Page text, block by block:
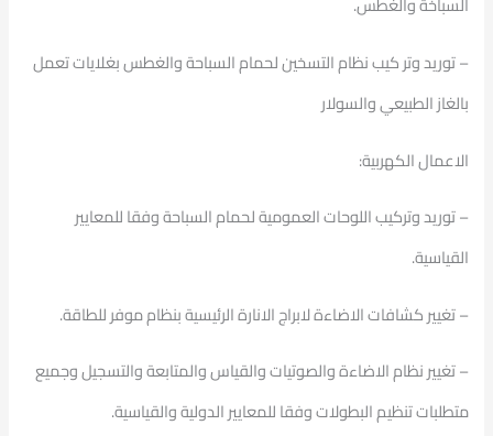
– توريد وتر كيب نظام التسخين لحمام السباحة والغطس بغلايات تعمل
بالغاز الطبيعي والسولار
الاعمال الكهربية:
– توريد وتركيب اللوحات العمومية لحمام السباحة وفقا للمعايير
القياسية.
– تغيير كشافات الاضاءة لابراج الانارة الرئيسية بنظام موفر للطاقة.
– تغيير نظام الاضاءة والصوتيات والقياس والمتابعة والتسجيل وجميع
متطلبات تنظيم البطولات وفقا للمعايير الدولية والقياسية.